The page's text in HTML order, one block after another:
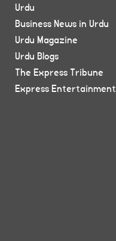
Urdu
Business News in Urdu
Urdu Magazine
Urdu Blogs
The Express Tribune
Express Entertainment